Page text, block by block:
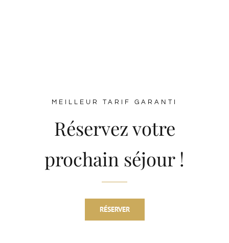
MEILLEUR TARIF GARANTI
Réservez votre
prochain séjour !
RÉSERVER